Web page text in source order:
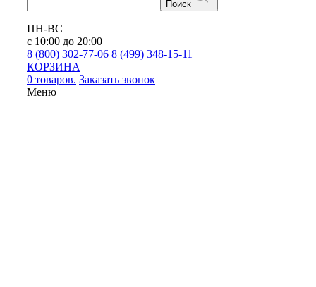
Поиск
ПН-ВС
с 10:00 до 20:00
8 (800) 302-77-06 8 (499) 348-15-11
КОРЗИНА
0 товаров. Заказать звонок
Меню